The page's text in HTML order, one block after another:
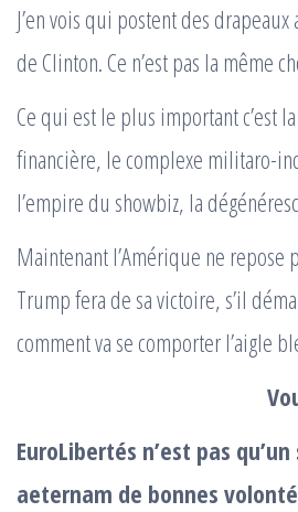
J’en vois qui postent des
de Clinton. Ce n’est pas la même
Ce qui est le plus important c’est
financière, le complexe militaro-
l’empire du showbiz, la
Maintenant l’Amérique ne repose
Trump fera de sa victoire, s’il
comment va se comporter l’aigle
EuroLibertés n’est pas
aeternam de bonnes